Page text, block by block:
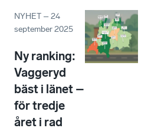
NYHET –24
september 2025
Ny ranking:
Vaggeryd
bäst i länet –
för tredje
året i rad